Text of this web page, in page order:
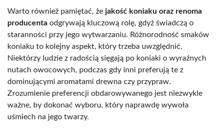
Warto również pamiętać, że jakość koniaku oraz renoma
producenta odgrywają kluczową rolę, gdyż świadczą o
staranności przy jego wytwarzaniu. Różnorodność smaków
koniaku to kolejny aspekt, który trzeba uwzględnić.
Niektórzy ludzie z radością sięgają po koniaki o wyraźnych
nutach owocowych, podczas gdy inni preferują te z
dominującymi aromatami drewna czy przypraw.
Zrozumienie preferencji obdarowywanego jest niezwykle
ważne, by dokonać wyboru, który naprawdę wywoła
uśmiech na jego twarzy.